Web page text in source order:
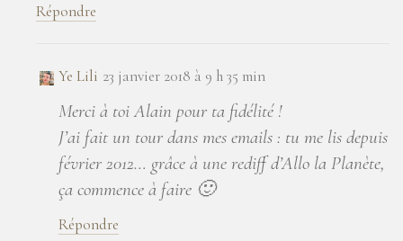
Répondre
Ye Lili 23 janvier 2018 à 9 h 35 min
Merci à toi Alain pour ta fidélité !
J’ai fait un tour dans mes emails : tu me lis depuis
février 2012… grâce à une rediff d’Allo la Planète,
ça commence à faire 🙂
Répondre